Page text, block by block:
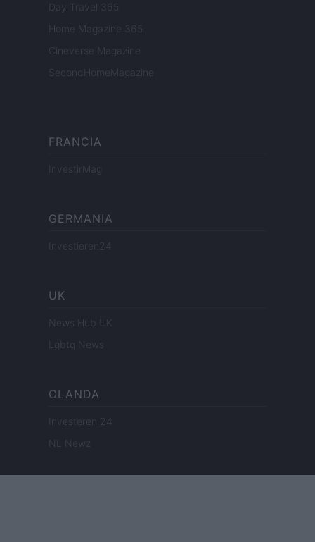
Day Travel 365
Home Magazine 365
Cineverse Magazine
SecondHomeMagazine
FRANCIA
InvestirMag
GERMANIA
Investieren24
UK
News Hub UK
Lgbtq News
OLANDA
Investeren 24
NL Newz